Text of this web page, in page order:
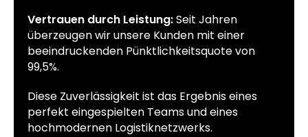
Vertrauen durch Leistung:Seit Jahren
überzeugen wir unsere Kunden mit einer
beeindruckenden Pünktlichkeitsquote von
99,5%.
Diese Zuverlässigkeit ist das Ergebnis eines
perfekt eingespielten Teams und eines
hochmodernen Logistiknetzwerks.